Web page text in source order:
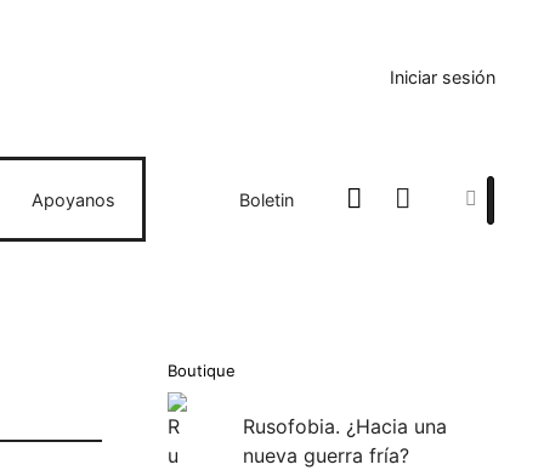
Iniciar sesión
Apoyanos Boletin
Boutique
Rusofobia. ¿Hacia una
nueva guerra fría?